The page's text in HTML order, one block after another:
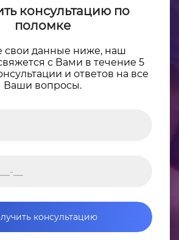
консультацию по
поломке
свои данные ниже, наш
с Вами в течение 5
и ответов на все
Ваши вопросы.
консультацию